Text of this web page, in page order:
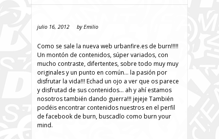
julio 16, 2012 byEmilio
Como se sale la nueva web urbanfire.es de burn!!!!!
Un montón de contenidos, súper variados, con
mucho contraste, difertentes, sobre todo muy muy
originales y un punto en común… la pasión por
disfrutar la vida!!! Echad un ojo a ver que os parece
y disfrutad de sus contenidos… ah y ahí estamos
nosotros también dando guerra!!! jejeje También
podéis encontrar contenidos nuestros en el perfil
de facebook de burn, buscadlo como burn your
mind.